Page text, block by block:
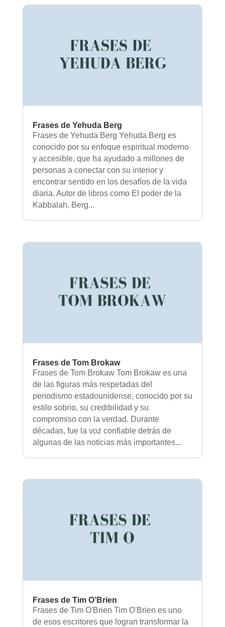
Frases de Yehuda Berg
Frases de Yehuda Berg Yehuda Berg es
conocido por su enfoque espiritual moderno
y accesible, que ha ayudado a millones de
personas a conectar con su interior y
encontrar sentido en los desafíos de la vida
diaria. Autor de libros como El poder de la
Kabbalah, Berg...
Frases de Tom Brokaw
Frases de Tom Brokaw Tom Brokaw es una
de las figuras más respetadas del
periodismo estadounidense, conocido por su
estilo sobrio, su credibilidad y su
compromiso con la verdad. Durante
décadas, fue la voz confiable detrás de
algunas de las noticias más importantes...
Frases de Tim O’Brien
Frases de Tim O'Brien Tim O'Brien es uno
de esos escritores que logran transformar la